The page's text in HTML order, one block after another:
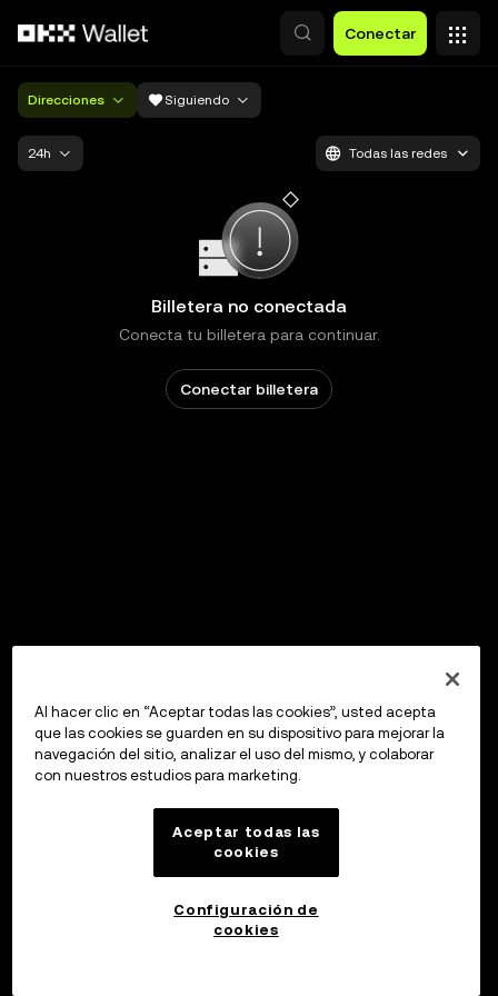
Conectar
Direcciones Siguiendo
24h Todas las redes
Billetera no conectada
Conecta tu billetera para continuar.
Conectar billetera
Al hacer clic en “Aceptar todas las cookies”, usted acepta
que las cookies se guarden en su dispositivo para mejorar la
navegación del sitio, analizar el uso del mismo, y colaborar
con nuestros estudios para marketing.
Aceptar todas las
cookies
Configuración de
cookies